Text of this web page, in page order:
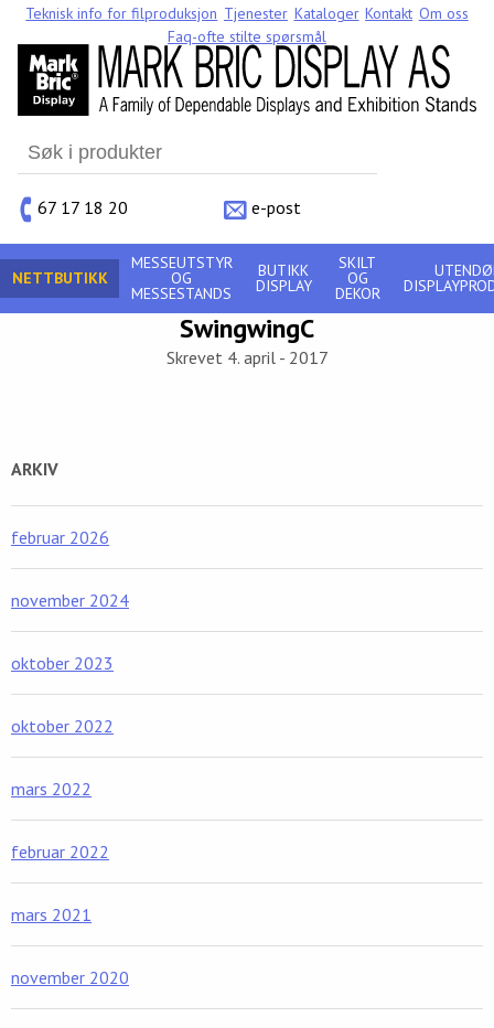
Search
for:
67 17 18 20
e-post
Teknisk info for filproduksjon Tjenester Kataloger Kontakt Om oss
Faq-ofte stilte spørsmål
NETTBUTIKK
MESSEUTSTYR
OG
MESSESTANDS
BUTIKK
DISPLAY
SKILT
OG
DEKOR
SwingwingC
Skrevet 4. april - 2017
ARKIV
februar 2026
november 2024
oktober 2023
oktober 2022
mars 2022
februar 2022
mars 2021
november 2020